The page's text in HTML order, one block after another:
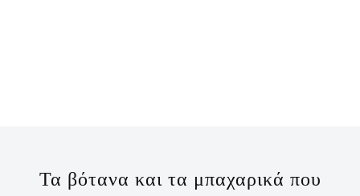
Τα βότανα και τα μπαχαρικά που